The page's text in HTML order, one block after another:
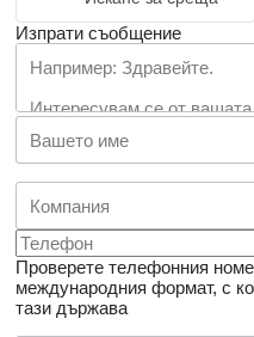
Изпрати съобщение
Проверете телефонния
международния формат, с
тази държава